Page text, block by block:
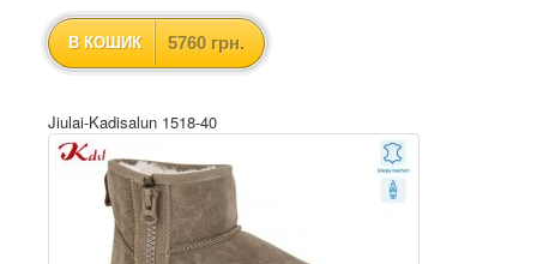
В КОШИК 5760 грн.
Jiulai-Kadisalun 1518-40